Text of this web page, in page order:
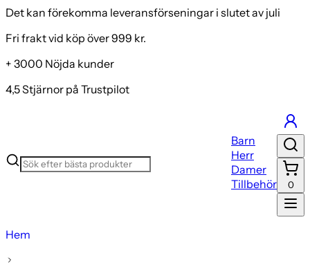
Det kan förekomma leveransförseningar i slutet av juli
Fri frakt vid köp över 999 kr.
+ 3000 Nöjda kunder
4,5 Stjärnor på Trustpilot
Barn
Herr
Damer
Tillbehör
0
Hem